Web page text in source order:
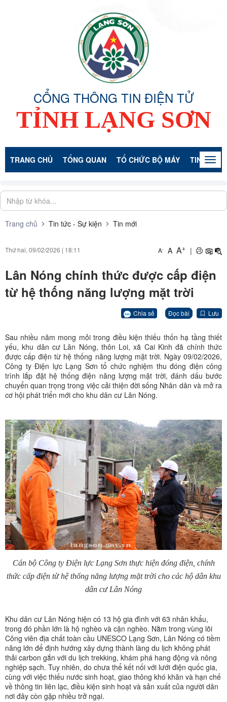
CỔNG THÔNG TIN ĐIỆN TỬ
TỈNH LẠNG SƠN
TRANG CHỦ TỔNG QUAN TỔ CHỨC BỘ MÁY TIN TỨC -
Trang chủ Tin tức - Sự kiện Tin mới
Thứ hai, 09/02/2026 | 18:11 A- A A+ |
Lân Nóng chính thức được cấp điện
từ hệ thống năng lượng mặt trời
Chia sẻ Đọc bài Lưu
Sau nhiều năm mong mỏi trong điều kiện thiếu thốn hạ tầng thiết
yếu, khu dân cư Lân Nóng, thôn Loi, xã Cai Kinh đã chính thức
được cấp điện từ hệ thống năng lượng mặt trời. Ngày 09/02/2026,
Công ty Điện lực Lạng Sơn tổ chức nghiệm thu đóng điện công
trình lắp đặt hệ thống điện năng lượng mặt trời, đánh dấu bước
chuyển quan trọng trong việc cải thiện đời sống Nhân dân và mở ra
cơ hội phát triển mới cho khu dân cư Lân Nóng.
Cán bộ Công ty Điện lực Lạng Sơn thực hiện đóng điện, chính
thức cấp điện từ hệ thống năng lượng mặt trời cho các hộ dân khu
dân cư Lân Nóng
Khu dân cư Lân Nóng hiện có 13 hộ gia đình với 63 nhân khẩu,
trong đó phần lớn là hộ nghèo và cận nghèo. Nằm trong vùng lõi
Công viên địa chất toàn cầu UNESCO Lạng Sơn, Lân Nóng có tiềm
năng lớn để định hướng xây dựng thành làng du lịch không phát
thải carbon gắn với du lịch trekking, khám phá hang động và nông
nghiệp sạch. Tuy nhiên, do chưa thể kết nối với lưới điện quốc gia,
cùng với việc thiếu nước sinh hoạt, giao thông khó khăn và hạn chế
về thông tin liên lạc, điều kiện sinh hoạt và sản xuất của người dân
nơi đây còn gặp nhiều trở ngại.